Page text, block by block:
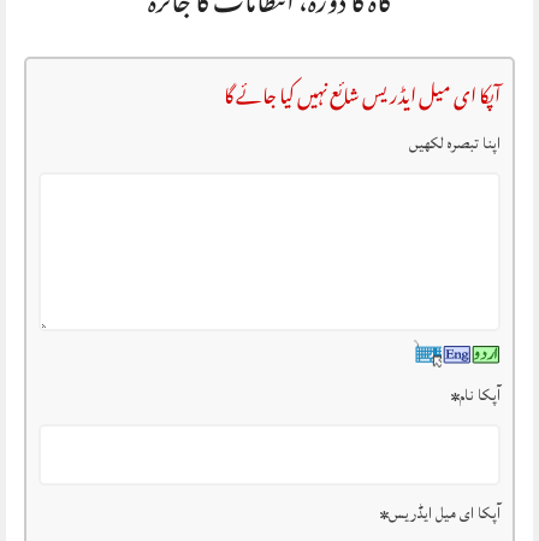
آپکا ای میل ایڈریس شائع نہیں کیا جائے گا
اپنا تبصرہ لکھیں
آپکا نام*
آپکا ای میل ایڈریس*